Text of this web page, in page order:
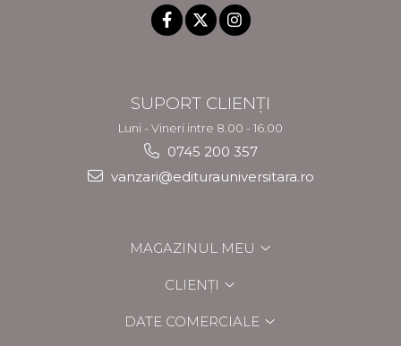
SUPORT CLIENȚI
Luni - Vineri intre 8.00 - 16.00
0745 200 357
vanzari@editurauniversitara.ro
MAGAZINUL MEU
CLIENȚI
DATE COMERCIALE